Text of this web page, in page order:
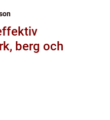
berg och